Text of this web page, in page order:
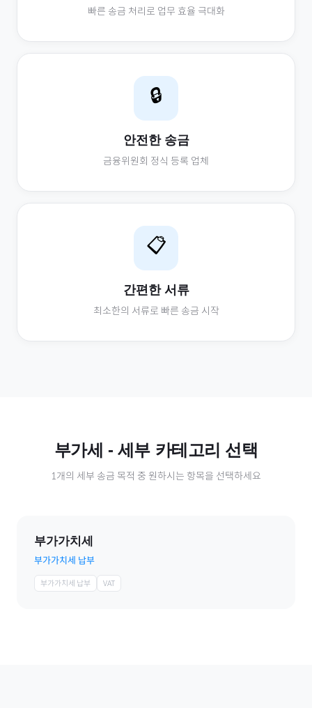
빠른 송금 처리로 업무 효율 극대화
🔒
안전한 송금
금융위원회 정식 등록 업체
📋
간편한 서류
최소한의 서류로 빠른 송금 시작
부가세 - 세부 카테고리 선택
1개의 세부 송금 목적 중 원하시는 항목을 선택하세요
부가가치세
부가가치세 납부
부가가치세 납부 VAT